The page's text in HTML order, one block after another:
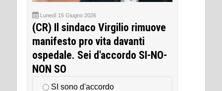
Lunedì 15 Giugno 2026
(CR) Il sindaco Virgilio rimuove
manifesto pro vita davanti
ospedale. Sei d'accordo SI-NO-
NON SO
SI sono d'accordo